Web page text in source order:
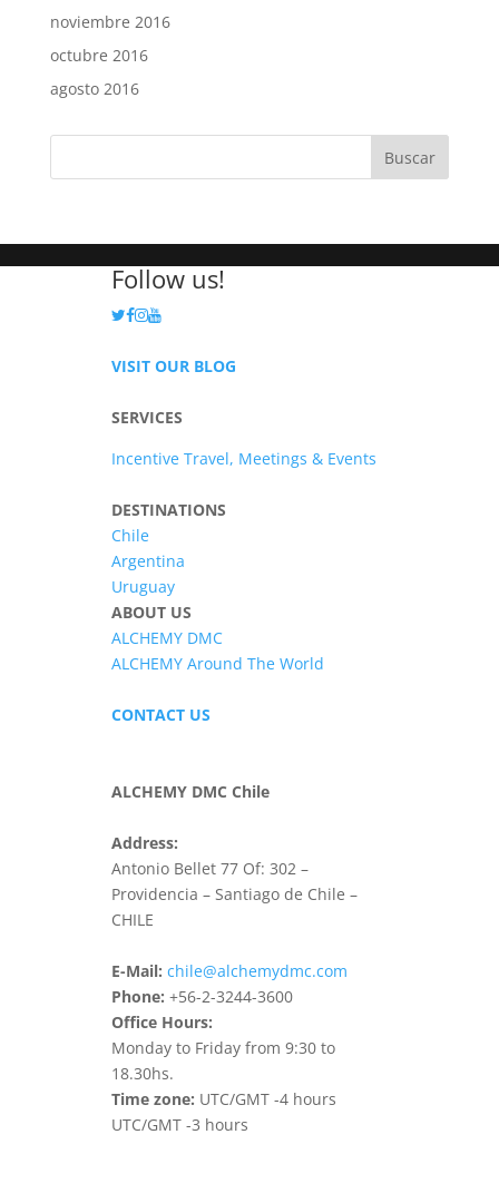
noviembre 2016
octubre 2016
agosto 2016
Follow us!
VISIT OUR BLOG
SERVICES
Incentive Travel, Meetings & Events
DESTINATIONS
Chile
Argentina
Uruguay
ABOUT US
ALCHEMY DMC
ALCHEMY Around The World
CONTACT US
ALCHEMY DMC Chile
Address:
Antonio Bellet 77 Of: 302 –
Providencia – Santiago de Chile –
CHILE
E-Mail: chile@alchemydmc.com
Phone: +56-2-3244-3600
Office Hours:
Monday to Friday from 9:30 to
18.30hs.
Time zone: UTC/GMT -4 hours
UTC/GMT -3 hours